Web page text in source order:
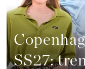
SS27: